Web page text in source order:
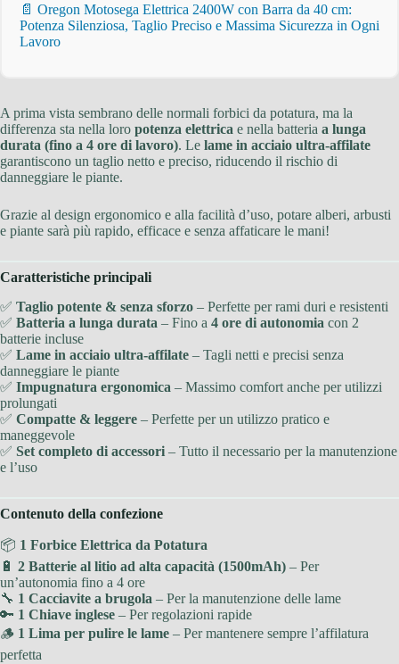
📄 Oregon Motosega Elettrica 2400W con Barra da 40 cm:
Potenza Silenziosa, Taglio Preciso e Massima Sicurezza in Ogni
Lavoro
A prima vista sembrano delle normali forbici da potatura, ma la
differenza sta nella loro potenza elettrica e nella batteria a lunga
durata (fino a 4 ore di lavoro). Le lame in acciaio ultra-affilate
garantiscono un taglio netto e preciso, riducendo il rischio di
danneggiare le piante.
Grazie al design ergonomico e alla facilità d’uso, potare alberi, arbusti
e piante sarà più rapido, efficace e senza affaticare le mani!
Caratteristiche principali
✅ Taglio potente & senza sforzo – Perfette per rami duri e resistenti
✅ Batteria a lunga durata – Fino a 4 ore di autonomia con 2
batterie incluse
✅ Lame in acciaio ultra-affilate – Tagli netti e precisi senza
danneggiare le piante
✅ Impugnatura ergonomica – Massimo comfort anche per utilizzi
prolungati
✅ Compatte & leggere – Perfette per un utilizzo pratico e
maneggevole
✅ Set completo di accessori – Tutto il necessario per la manutenzione
e l’uso
Contenuto della confezione
📦 1 Forbice Elettrica da Potatura
🔋 2 Batterie al litio ad alta capacità (1500mAh) – Per
un’autonomia fino a 4 ore
🔧 1 Cacciavite a brugola – Per la manutenzione delle lame
🔑 1 Chiave inglese – Per regolazioni rapide
🪵 1 Lima per pulire le lame – Per mantenere sempre l’affilatura
perfetta